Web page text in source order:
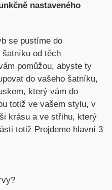
nastaveného
se pustíme do
šatníku od těch
pomůžou, abyste ty
do vašeho šatníku,
který vám do
totiž ve vašem stylu, v
krásu a ve střihu, který
totiž Projdeme hlavní 3